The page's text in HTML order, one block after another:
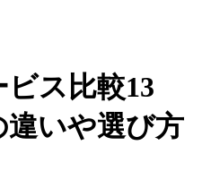
ス比較13
違いや選び方